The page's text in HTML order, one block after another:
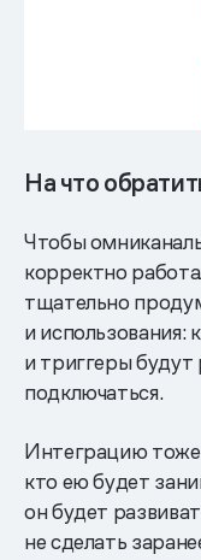
На что
Чтобы
корректно
тщательно
и использования:
и триггеры будут
подключаться.
Интеграцию тоже
кто ею будет
он будет
не сделать